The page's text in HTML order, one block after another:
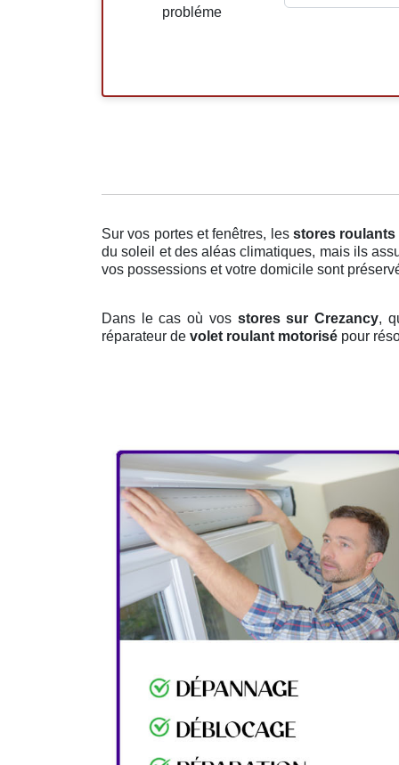
probléme
Sur vos portes et fenêtres, les stores roulants
du soleil et des aléas climatiques, mais ils
vos possessions et votre domicile sont
Dans le cas où vos stores sur Crezancy,
réparateur de volet roulant motorisé pour